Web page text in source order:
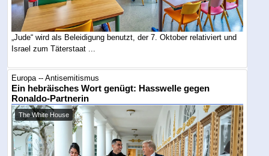
„Jude“ wird als Beleidigung benutzt, der 7. Oktober relativiert und
Israel zum Täterstaat ...
Europa -- Antisemitismus
Ein hebräisches Wort genügt: Hasswelle gegen
Ronaldo-Partnerin
The White House